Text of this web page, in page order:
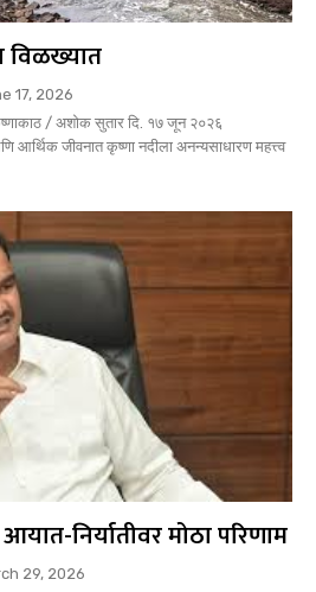
विळख्यात
17, 2026
आर्थिक जीवनात कृष्णा नदीला अनन्यसाधारण महत्त्व
निर्यातीवर मोठा परिणाम
29, 2026